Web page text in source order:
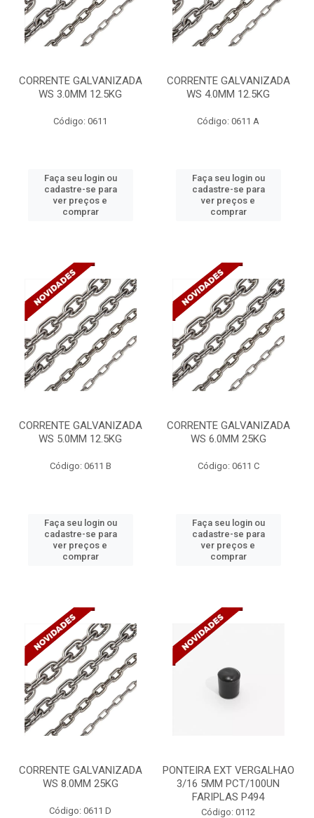
CORRENTE GALVANIZADA
WS 3.0MM 12.5KG
Código: 0611
Faça seu login ou
cadastre-se para
ver preços e
comprar
CORRENTE GALVANIZADA
WS 4.0MM 12.5KG
Código: 0611 A
Faça seu login ou
cadastre-se para
ver preços e
comprar
CORRENTE GALVANIZADA
WS 5.0MM 12.5KG
Código: 0611 B
Faça seu login ou
cadastre-se para
ver preços e
comprar
CORRENTE GALVANIZADA
WS 6.0MM 25KG
Código: 0611 C
Faça seu login ou
cadastre-se para
ver preços e
comprar
CORRENTE GALVANIZADA
WS 8.0MM 25KG
Código: 0611 D
PONTEIRA EXT VERGALHAO
3/16 5MM PCT/100UN
FARIPLAS P494
Código: 0112